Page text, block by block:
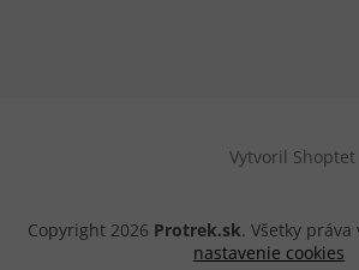
Vytvoril Shoptet
Copyright 2026 Protrek.sk. Všetky
nastavenie cookies